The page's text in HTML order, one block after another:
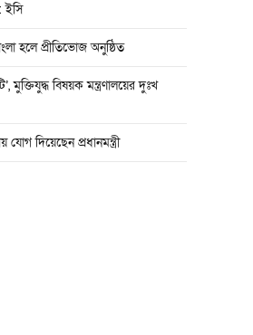
ইসি
হলে প্রীতিভোজ অনুষ্ঠিত
মুক্তিযুদ্ধ বিষয়ক মন্ত্রণালয়ের দুঃখ
দিয়েছেন প্রধানমন্ত্রী